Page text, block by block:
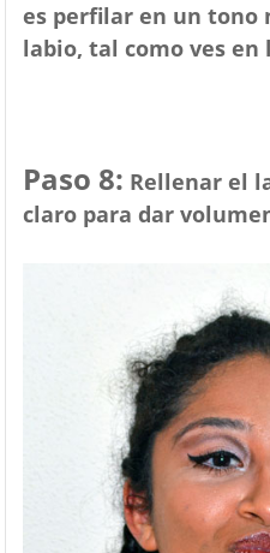
es perfilar en un tono
labio, tal como ves en
Paso 8: Rellenar el
claro para dar